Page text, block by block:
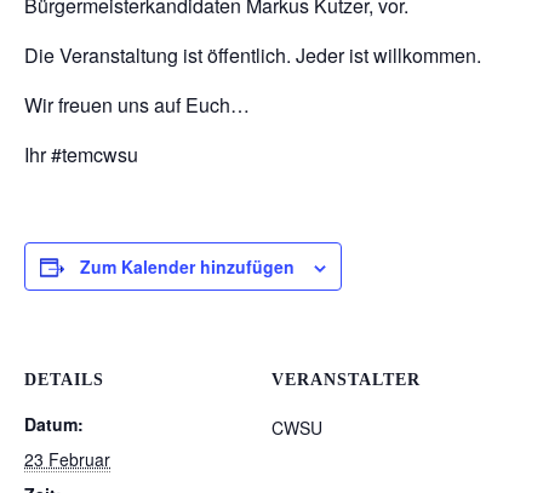
Die Veranstaltung ist öffentlich. Jeder ist willkommen.
Wir freuen uns auf Euch…
Ihr #temcwsu
Zum Kalender hinzufügen
DETAILS
Datum:
23 Februar
VERANSTALTER
CWSU